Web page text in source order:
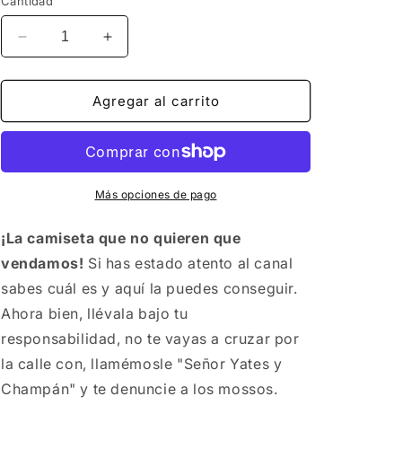
Reducir
cantidad
para
Censurada
-
Aumentar
cantidad
para
Censurada
-
Agregar al carrito
Más opciones de pago
¡La camiseta que no quieren que
vendamos! Si has estado atento al canal
sabes cuál es y aquí la puedes conseguir.
Ahora bien, llévala bajo tu
responsabilidad, no te vayas a cruzar por
la calle con, llamémosle "Señor Yates y
Champán" y te denuncie a los mossos.